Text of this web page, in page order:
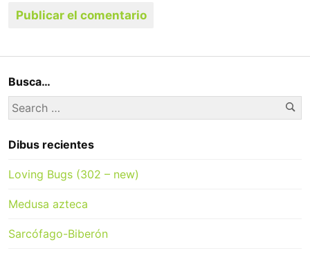
Busca…
Search
for:
Dibus recientes
Loving Bugs (302 – new)
Medusa azteca
Sarcófago-Biberón